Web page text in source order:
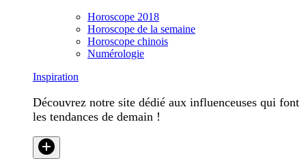
Horoscope 2018
Horoscope de la semaine
Horoscope chinois
Numérologie
Inspiration
Découvrez notre site dédié aux influenceuses qui font
les tendances de demain !